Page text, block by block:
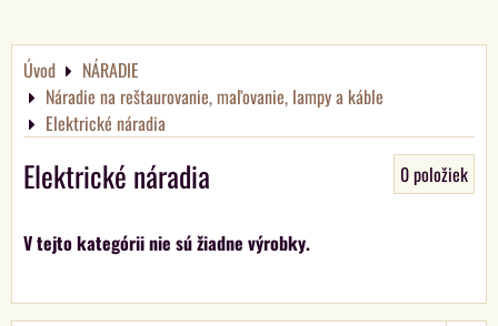
Úvod
NÁRADIE
Náradie na reštaurovanie, maľovanie, lampy a káble
Elektrické náradia
Elektrické náradia 0položiek